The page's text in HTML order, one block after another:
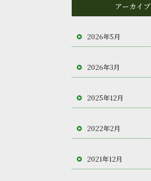
アーカイブ
2026年5月
2026年3月
2025年12月
2022年2月
2021年12月